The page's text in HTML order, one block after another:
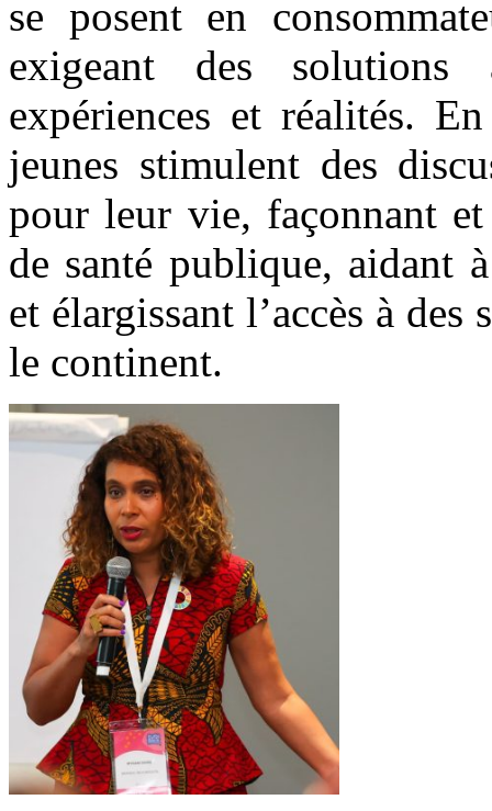
se posent en
exigeant des solutions
expériences et réalités.
jeunes stimulent des
pour leur vie, façonnant
de santé publique, aidant
et élargissant l’accès à
le continent.